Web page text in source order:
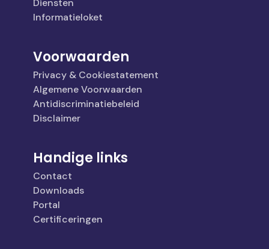
Diensten
Informatieloket
Voorwaarden
Privacy & Cookiestatement
Algemene Voorwaarden
Antidiscriminatiebeleid
Disclaimer
Handige links
Contact
Downloads
Portal
Certificeringen